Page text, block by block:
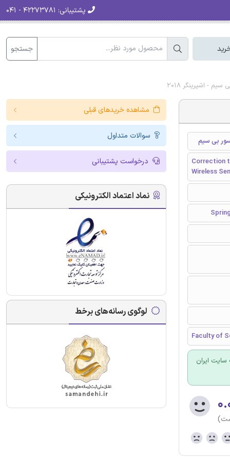
پشتیبانی:
جستجو
Correction
Wireless
Faculty of
ایران
مشاهده خریدهای قبلی
سوالات متداول
درخواست پشتیبانی
نماد اعتماد الکترونیکی
لوگوی رسانه‌های برخط